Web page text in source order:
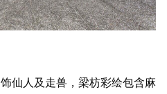
仙人及走兽，梁枋彩绘包含麻